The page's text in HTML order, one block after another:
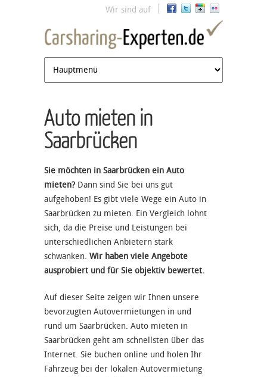
Jump to navigation
Wir sind auf
Auto mieten in
Saarbrücken
Sie möchten in Saarbrücken ein Auto
mieten? Dann sind Sie bei uns gut
aufgehoben! Es gibt viele Wege ein Auto in
Saarbrücken zu mieten. Ein Vergleich lohnt
sich, da die Preise und Leistungen bei
unterschiedlichen Anbietern stark
schwanken. Wir haben viele Angebote
ausprobiert und für Sie objektiv bewertet.
Auf dieser Seite zeigen wir Ihnen unsere
bevorzugten Autovermietungen in und
rund um Saarbrücken. Auto mieten in
Saarbrücken geht am schnellsten über das
Internet. Sie buchen online und holen Ihr
Fahrzeug bei der lokalen Autovermietung